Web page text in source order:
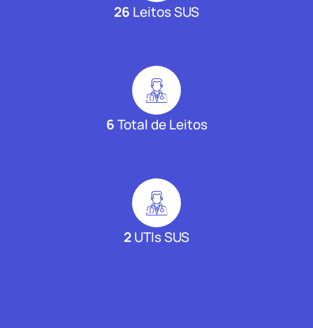
26 Leitos SUS
6Total de Leitos
2UTIs SUS